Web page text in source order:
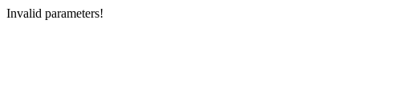
Invalid parameters!